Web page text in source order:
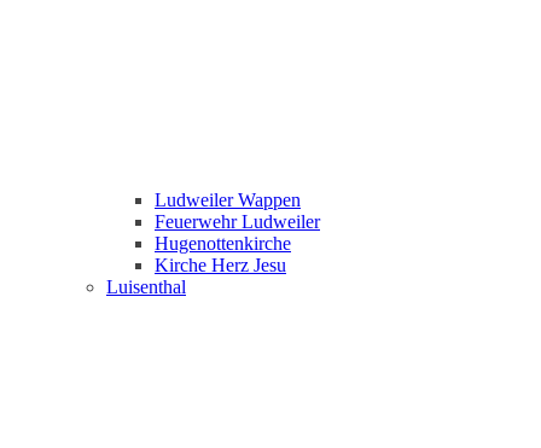
Ludweiler Wappen
Feuerwehr Ludweiler
Hugenottenkirche
Kirche Herz Jesu
Luisenthal